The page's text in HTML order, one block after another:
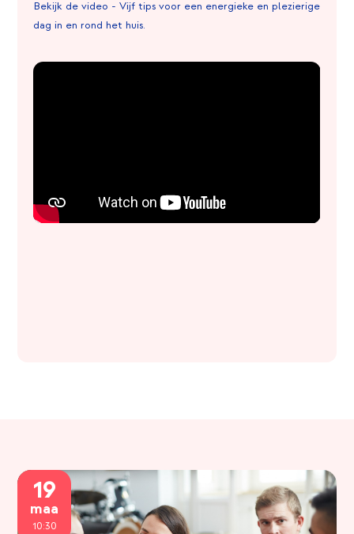
Bekijk de video - Vijf tips voor een energieke en plezierige
dag in en rond het huis.
19
maa
10:30